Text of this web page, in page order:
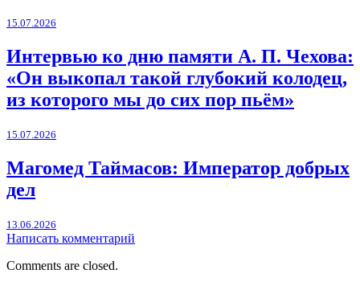
15.07.2026
Интервью ко дню памяти А. П. Чехова:
«Он выкопал такой глубокий колодец,
из которого мы до сих пор пьём»
15.07.2026
Магомед Таймасов: Император добрых
дел
13.06.2026
Написать комментарий
Comments are closed.